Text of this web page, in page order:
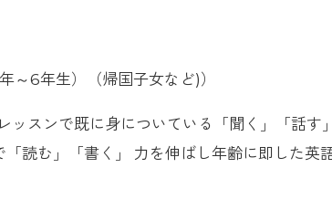
～6年生）（帰国子女など)）
スンで既に身についている「聞く」「話す
読む」「書く」 力を伸ばし年齢に即した英